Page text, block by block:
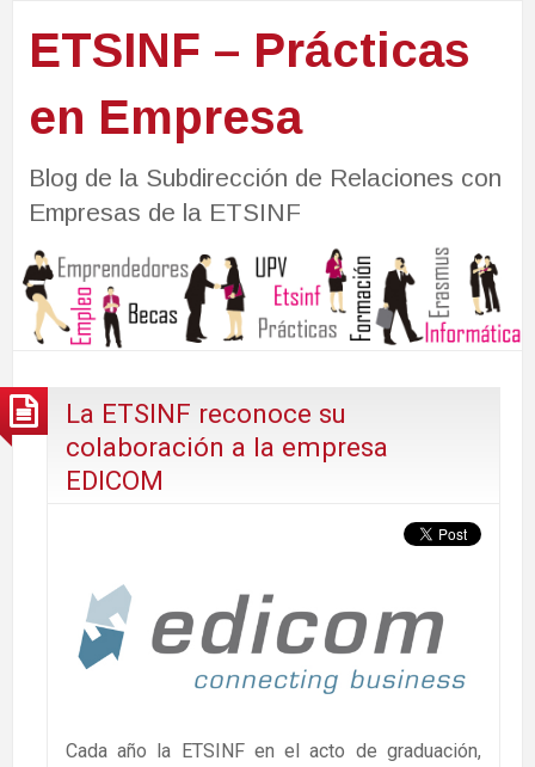
ETSINF – Prácticas
en Empresa
Blog de la Subdirección de Relaciones con
Empresas de la ETSINF
La ETSINF reconoce su
colaboración a la empresa
EDICOM
Cada año la ETSINF en el acto de graduación,